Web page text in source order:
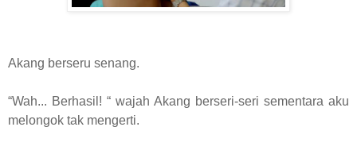
Akang berseru senang.
“Wah... Berhasil! “ wajah Akang berseri-seri sementara aku
melongok tak mengerti.